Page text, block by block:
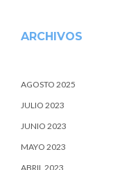
ARCHIVOS
AGOSTO 2025
JULIO 2023
JUNIO 2023
MAYO 2023
ABRIL 2023